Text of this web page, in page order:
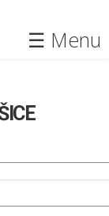
☰ Menu